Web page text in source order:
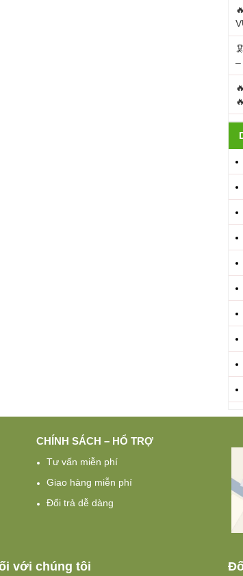
–
🔥
CHÍNH SÁCH – HỔ TRỢ
Tư vấn miễn phí
Giao hàng miễn phí
Đổi trả dễ dàng
với chúng tôi